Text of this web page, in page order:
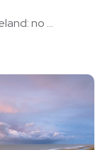
no ...